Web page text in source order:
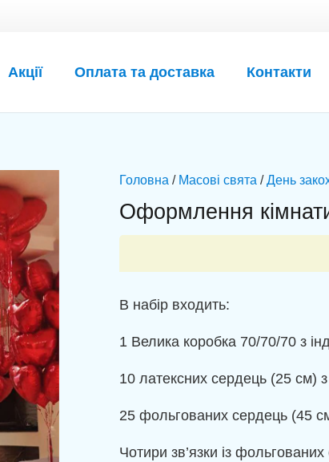
Акції Оплата та доставка Контакти
Головна / Масові свята /День
Оформлення
В набір входить:
1 Велика коробка 70/70/70 з
10 латексних сердець (25 см)
25 фольгованих сердець (45
Чотири зв’язки із